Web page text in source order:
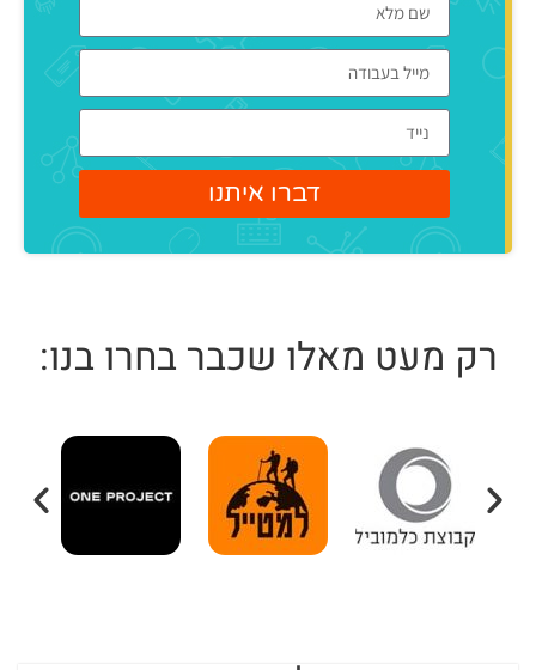
דברו איתנו
רק מעט מאלו שכבר בחרו בנו: